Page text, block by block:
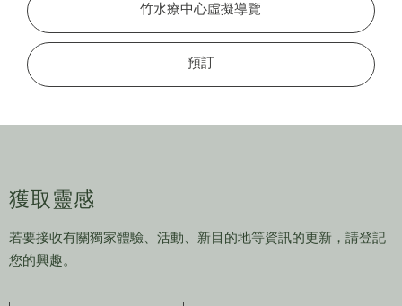
竹水療中心虛擬導覽
預訂
獲取靈感
若要接收有關獨家體驗、活動、新目的地等資訊的更新，請登記
您的興趣。